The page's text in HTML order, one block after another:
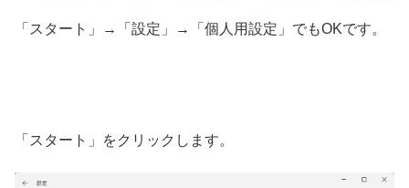
「スタート」→「設定」→「個人用設定」でもOKです。
「スタート」をクリックします。